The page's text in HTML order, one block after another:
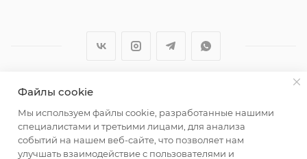
2026 © ООО "Вайт Текстиль групп"
Любая информация на сайте носит справочный
характер и не является публичной офертой
определяемой положениями пункта 2 статьи 437
Файлы cookie
Мы используем файлы cookie, разработанные нашими
специалистами и третьими лицами, для анализа
событий на нашем веб-сайте, что позволяет нам
улучшать взаимодействие с пользователями и